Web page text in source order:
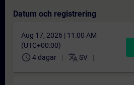
Datum och registrering
Aug 17, 2026 | 11:00 AM
(UTC+00:00)
schedule 4 dagar translate SV